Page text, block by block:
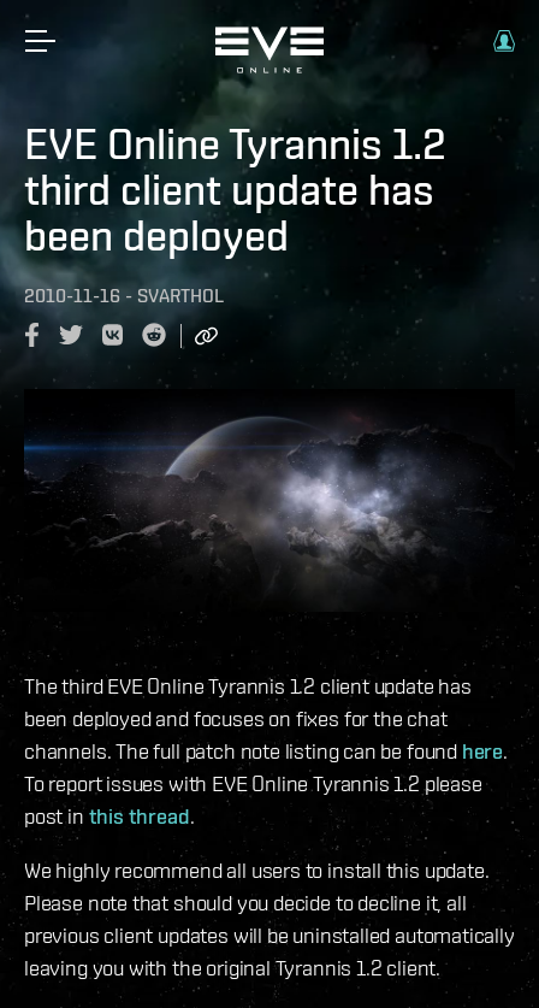
EVE Online Tyrannis 1.2
third client update has
been deployed
2010-11-16 - SVARTHOL
The third EVE Online Tyrannis 1.2 client update has
been deployed and focuses on fixes for the chat
channels. The full patch note listing can be found here.
To report issues with EVE Online Tyrannis 1.2 please
post inthis thread.
We highly recommend all users to install this update.
Please note that should you decide to decline it, all
previous client updates will be uninstalled automatically
leaving you with the original Tyrannis 1.2 client.